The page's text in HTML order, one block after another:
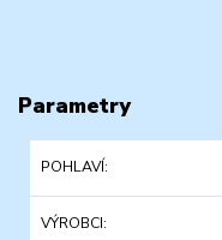
Parametry
POHLAVÍ
VÝROBCI